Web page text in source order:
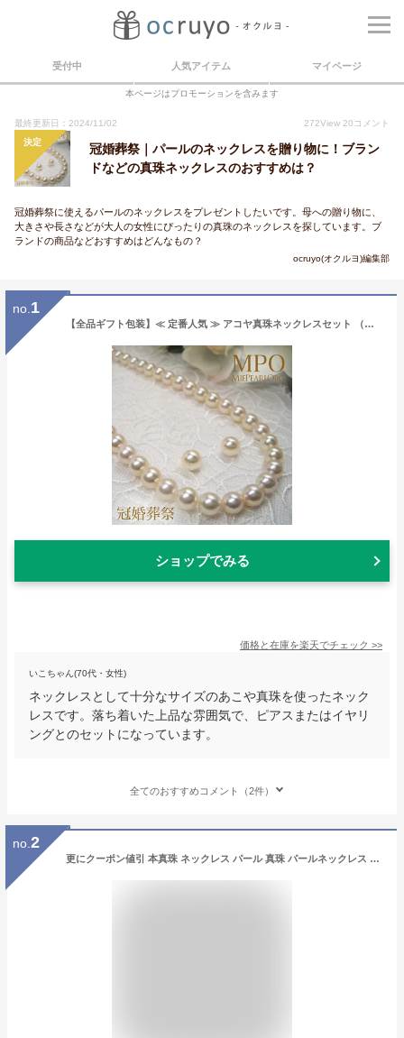
受付中 人気アイテム マイページ
本ページはプロモーションを含みます
最終更新日：2024/11/02 272View 20 コメント
決定
冠婚葬祭｜パールのネックレスを贈り物に！ブラン
ドなどの真珠ネックレスのおすすめは？
冠婚葬祭に使えるパールのネックレスをプレゼントしたいです。母への贈り物に、
大きさや長さなどが大人の女性にぴったりの真珠のネックレスを探しています。ブ
ランドの商品などおすすめはどんなもの？
ocruyo(オクルヨ)編集部
no. 1
【全品ギフト包装】≪ 定番人気 ≫ アコヤ真珠ネックレスセット （イヤリング/ピアス） 約7.5-8.0mm SV y-n-1273 三重県真珠加工販売協同組合［色味指定不可］
ショップでみる
価格と在庫を楽天でチェック >>
いこちゃん(70代・女性)
ネックレスとして十分なサイズのあこや真珠を使ったネック
レスです。落ち着いた上品な雰囲気で、ピアスまたはイヤリ
ングとのセットになっています。
全てのおすすめコメント（2件）
no. 2
更にクーポン値引 本真珠 ネックレス パール 真珠 パールネックレス フォーマル 冠婚葬祭 ピアス イヤリング セット あこや真珠 入学式 卒業式 卒園式 ピンク 真珠ネックレス アコヤ真珠 あこや 8.0-8.5mm 二十歳 誕生日 娘 母 プレゼント ギフト 女性 成人式 結婚式